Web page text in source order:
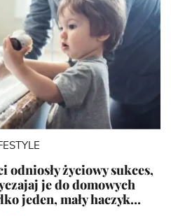
odniosły życiowy sukces,
je do domowych
jeden, mały haczyk…